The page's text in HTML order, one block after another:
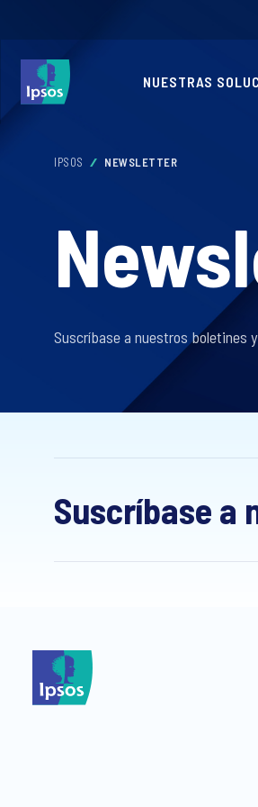
NUESTRAS
IPSOS NEWSLETTER
Suscríbase a nuestros boletines
Suscríbase a